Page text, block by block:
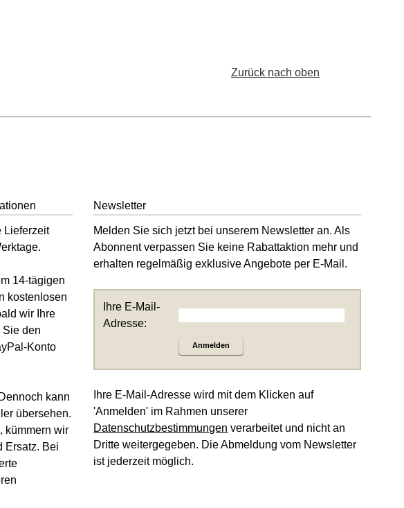
Zurück nach oben
Lieferzeit
14-tägigen
kostenlosen
wir Ihre
Sie den
Konto
kann
übersehen.
kümmern wir
Ersatz. Bei
Newsletter
Melden Sie sich jetzt bei unserem Newsletter an. Als
Abonnent verpassen Sie keine Rabattaktion mehr und
erhalten regelmäßig exklusive Angebote per E-Mail.
Ihre E-Mail-
Adresse:
Anmelden
Ihre E-Mail-Adresse wird mit dem Klicken auf
'Anmelden' im Rahmen unserer
Datenschutzbestimmungen verarbeitet und nicht an
Dritte weitergegeben. Die Abmeldung vom Newsletter
ist jederzeit möglich.